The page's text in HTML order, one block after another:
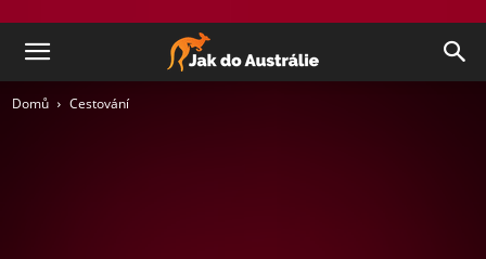
Domů Cestování